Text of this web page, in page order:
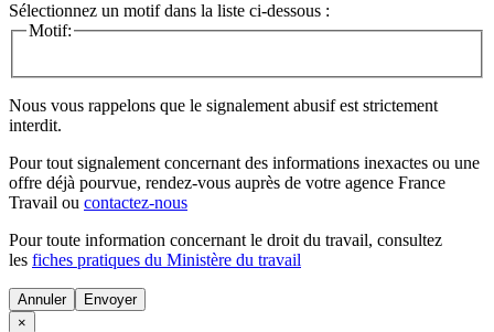
Sélectionnez un motif dans la liste ci-dessous :
Motif:
Nous vous rappelons que le signalement abusif est strictement
interdit.
Pour tout signalement concernant des informations inexactes ou une
offre déjà pourvue, rendez-vous auprès de votre agence France
Travail ou contactez-nous
Pour toute information concernant le droit du travail, consultez
les fiches pratiques du Ministère du travail
Annuler
×